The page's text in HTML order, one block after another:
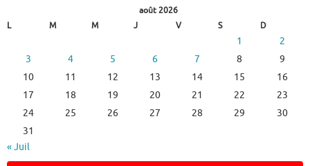
août 2026
L
M M J V S D
1
2
3
4 5 6 7 8
9
10
11 12 13 14 15
16
17
18 19 20 21 22
23
24
25 26 27 28 29
30
31
« Juil